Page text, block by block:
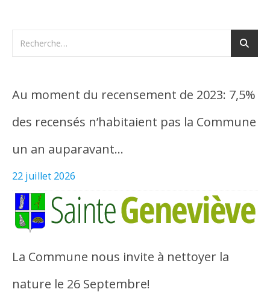
Au moment du recensement de 2023: 7,5%
des recensés n’habitaient pas la Commune
un an auparavant…
22 juillet 2026
La Commune nous invite à nettoyer la
nature le 26 Septembre!